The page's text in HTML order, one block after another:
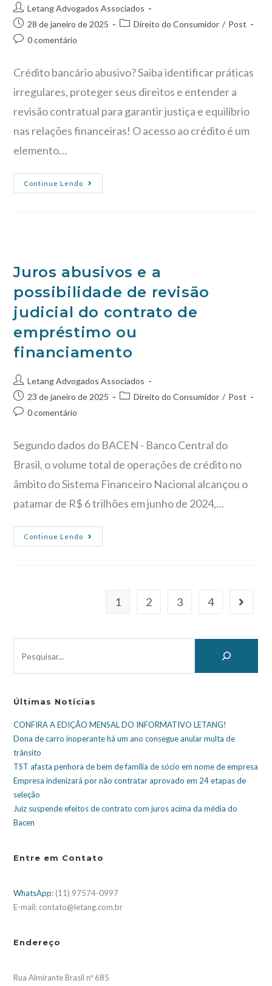
Letang Advogados Associados
28 de janeiro de 2025
Direito do Consumidor / Post
0 comentário
Crédito bancário abusivo? Saiba identificar práticas
irregulares, proteger seus direitos e entender a
revisão contratual para garantir justiça e equilíbrio
nas relações financeiras! O acesso ao crédito é um
elemento…
Continue Lendo
Juros abusivos e a
possibilidade de revisão
judicial do contrato de
empréstimo ou
financiamento
Letang Advogados Associados
23 de janeiro de 2025
Direito do Consumidor / Post
0 comentário
Segundo dados do BACEN - Banco Central do
Brasil, o volume total de operações de crédito no
âmbito do Sistema Financeiro Nacional alcançou o
patamar de R$ 6 trilhões em junho de 2024,…
Continue Lendo
1 2 3 4
Últimas Notícias
CONFIRA A EDIÇÃO MENSAL DO INFORMATIVO LETANG!
Dona de carro inoperante há um ano consegue anular multa de
trânsito
TST afasta penhora de bem de família de sócio em nome de empresa
Empresa indenizará por não contratar aprovado em 24 etapas de
seleção
Juiz suspende efeitos de contrato com juros acima da média do
Bacen
Entre em Contato
WhatsApp: (11) 97574-0997
E-mail: contato@letang.com.br
Endereço
Rua Almirante Brasil nº 685